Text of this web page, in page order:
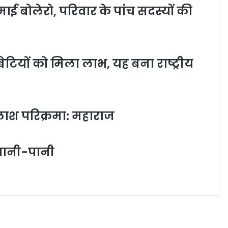
बोलेरो, परिवार के पांच सदस्यों की
को मिला लाभ, यह बना राष्ट्रीय
परिक्रमा: महाराज
पानी